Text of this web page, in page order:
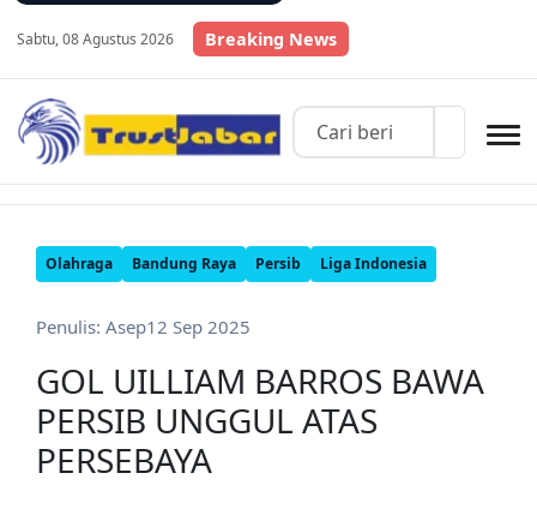
Sabtu, 08 Agustus 2026 Breaking News
Olahraga Bandung Raya Persib Liga Indonesia
Penulis: Asep12 Sep 2025
GOL UILLIAM BARROS BAWA
PERSIB UNGGUL ATAS
PERSEBAYA